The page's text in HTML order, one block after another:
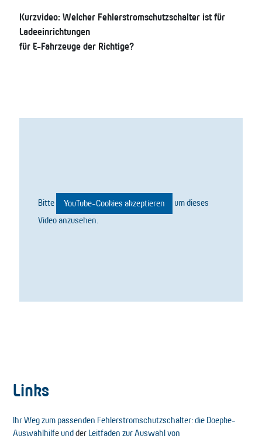
Kurzvideo: Welcher Fehlerstromschutzschalter ist für
Ladeeinrichtungen
für E-Fahrzeuge der Richtige?
Bitte YouTube-Cookies akzeptieren
um dieses
Video anzusehen.
Links
Ihr Weg zum passenden Fehlerstromschutzschalter: die Doepke-
Auswahlhilfe undder Leitfaden zur Auswahl von